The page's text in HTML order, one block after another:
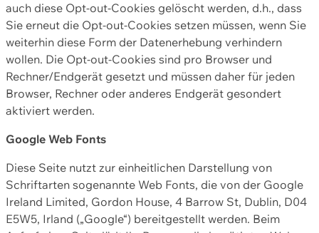
auch diese Opt-out-Cookies gelöscht werden, d.h., dass
Sie erneut die Opt-out-Cookies setzen müssen, wenn Sie
weiterhin diese Form der Datenerhebung verhindern
wollen. Die Opt-out-Cookies sind pro Browser und
Rechner/Endgerät gesetzt und müssen daher für jeden
Browser, Rechner oder anderes Endgerät gesondert
aktiviert werden.
Google Web Fonts
Diese Seite nutzt zur einheitlichen Darstellung von
Schriftarten sogenannte Web Fonts, die von der Google
Ireland Limited, Gordon House, 4 Barrow St, Dublin, D04
E5W5, Irland („Google“) bereitgestellt werden. Beim